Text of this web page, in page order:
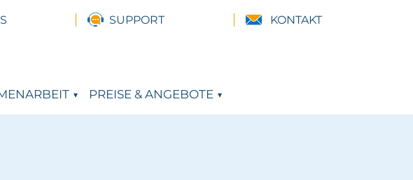
SUPPORT KONTAKT
PREISE & ANGEBOTE